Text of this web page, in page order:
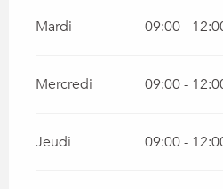
Mardi 09:00 -
Mercredi 09:00 -
Jeudi 09:00 -